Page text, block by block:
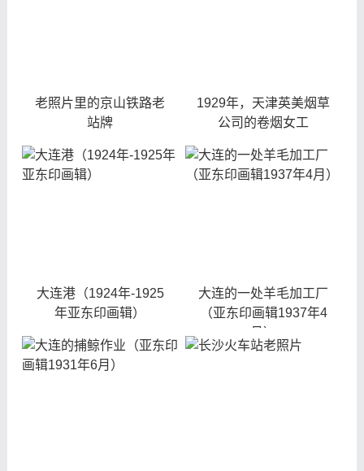
老照片里的京山铁路老
站牌
1929年，天津英美烟草
公司的卷烟女工
大连港（1924年-1925
年亚东印画辑）
大连的一处羊毛加工厂
（亚东印画辑1937年4
月）